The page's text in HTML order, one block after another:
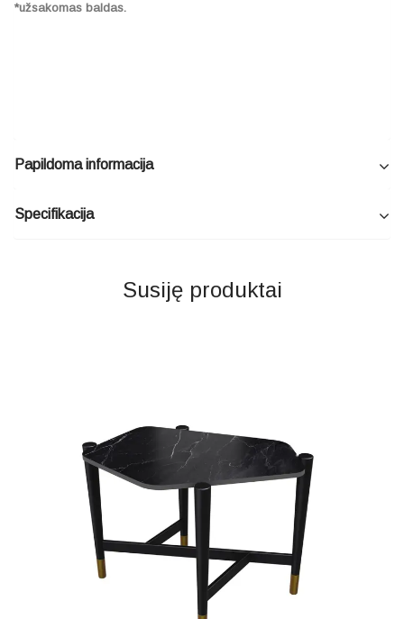
*užsakomas baldas.
Papildoma informacija
Specifikacija
Susiję produktai